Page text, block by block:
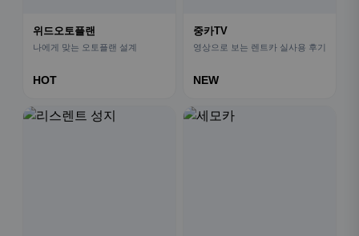
위드오토플랜
나에게 맞는 오토플랜 설계
HOT
중카TV
영상으로 보는 렌트카 실사용 후기
NEW